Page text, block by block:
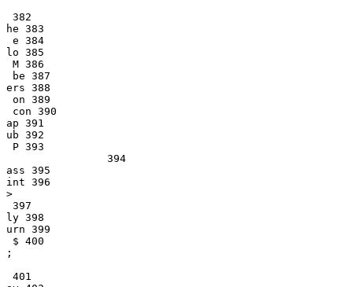
382
he 383
e 384
lo 385
M 386
be 387
ers 388
on 389
con 390
ap 391
ub 392
P 393
                394
ass 395
int 396
>
397
ly 398
urn 399
$ 400
;
401